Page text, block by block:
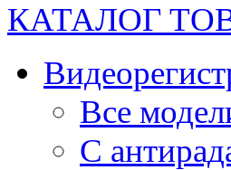
КАТАЛОГ
Все
C